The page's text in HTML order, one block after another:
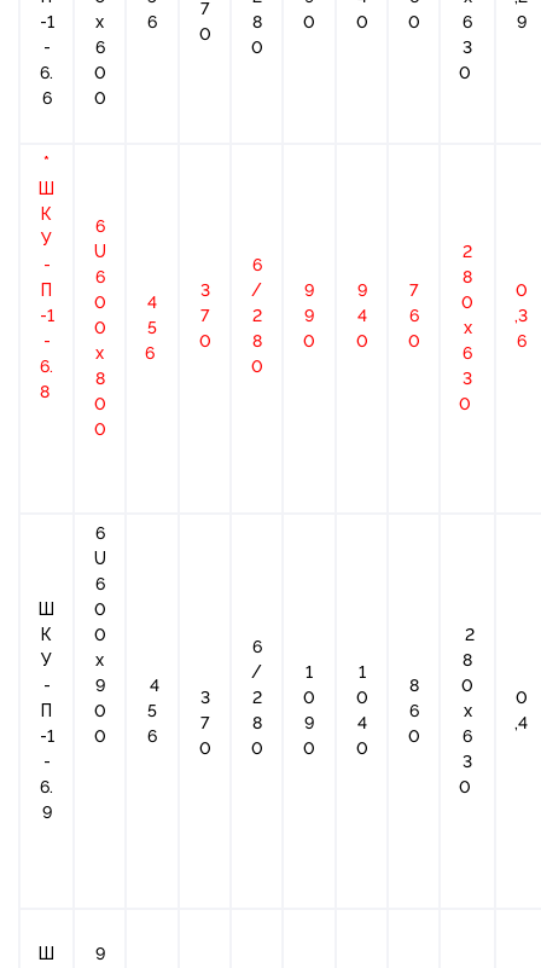
-1
-
6.
6
x
6
0
0
6
7
0
8
0
0
0
0
6
3
0
9
*
Ш
К
У
-
П
-1
-
6.
8
6
U
6
0
0
x
8
0
0
4
5
6
3
7
0
6
/
2
8
0
9
9
0
9
4
0
7
6
0
2
8
0
х
6
3
0
0
,3
6
Ш
К
У
-
П
-1
-
6.
9
6
U
6
0
0
x
9
0
0
4
5
6
3
7
0
6
/
2
8
0
1
0
9
0
1
0
4
0
8
6
0
2
8
0
х
6
3
0
0
,4
Ш
9